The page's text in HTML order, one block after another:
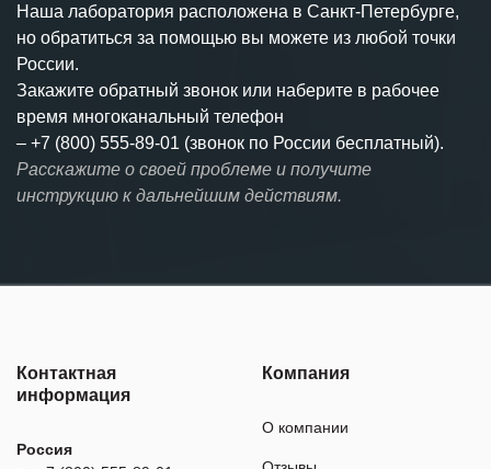
Наша лаборатория расположена в Санкт-Петербурге,
но обратиться за помощью вы можете из любой точки
России.
Закажите обратный звонок или наберите в рабочее
время многоканальный телефон
– +7 (800) 555-89-01 (звонок по России бесплатный).
Расскажите о своей проблеме и получите
инструкцию к дальнейшим действиям.
Контактная
информация
Россия
Компания
О компании